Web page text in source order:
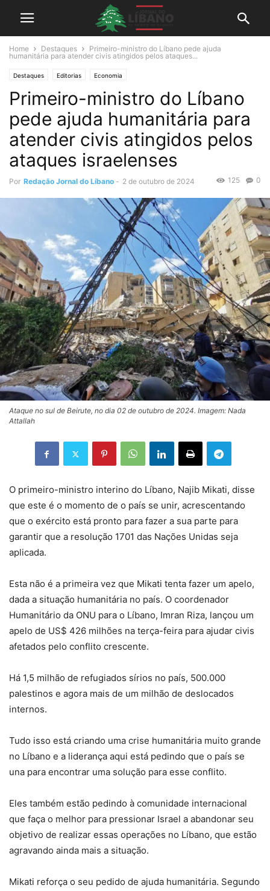
Home Destaques
Primeiro-ministro do Líbano pede ajuda
humanitária para atender civis atingidos pelos ataques...
Destaques Editorias Economia
Primeiro-ministro do Líbano
pede ajuda humanitária para
atender civis atingidos pelos
ataques israelenses
Por Redação Jornal do Líbano - 2 de outubro de 2024 0
125
Ataque no sul de Beirute, no dia 02 de outubro de 2024. Imagem: Nada
Attallah
O primeiro-ministro interino do Líbano, Najib Mikati, disse
que este é o momento de o país se unir, acrescentando
que o exército está pronto para fazer a sua parte para
garantir que a resolução 1701 das Nações Unidas seja
aplicada.
Esta não é a primeira vez que Mikati tenta fazer um apelo,
dada a situação humanitária no país. O coordenador
Humanitário da ONU para o Líbano, Imran Riza, lançou um
apelo de US$ 426 milhões na terça-feira para ajudar civis
afetados pelo conflito crescente.
Há 1,5 milhão de refugiados sírios no país, 500.000
palestinos e agora mais de um milhão de deslocados
internos.
Tudo isso está criando uma crise humanitária muito grande
no Líbano e a liderança aqui está pedindo que o país se
una para encontrar uma solução para esse conflito.
Eles também estão pedindo à comunidade internacional
que faça o melhor para pressionar Israel a abandonar seu
objetivo de realizar essas operações no Líbano, que estão
agravando ainda mais a situação.
Mikati reforça o seu pedido de ajuda humanitária. Segundo